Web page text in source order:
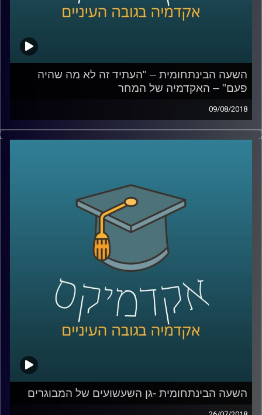
השעה הבינתחומית – "העתיד זה לא מה שהיה
פעם" – האקדמיה של המחר
09/08/2018
עשרות סטודנטים יושבים עם הלפטופים הפתוחים מול
המרצה באוניברסיטה, למראית עין ניתן לחשוב שהם מסכמים
המציאות הזו מקרוב, שבה שיטת הלימוד הקלאסית הולכת
ומאבדת מהרלוונטיות שלה, הקשב יורד וכך גם היכולת
להתעמק. הוא עומד על הסיכונים הקיימים בחברה המתחנכת
לרדידות ובורות, מפרט כיצד ניתן להתאים את שיטות הלימוד
למציאות של היום וגם מסביר מדוע הוא דווקא מתרגש
מהתקופה הנוכחית אותה הוא מזהה כרנסאנס של האקדמיה.
קרדיט תמונות:
AudioVersity
השעה הבינתחומית -גן השעשועים של המבוגרים